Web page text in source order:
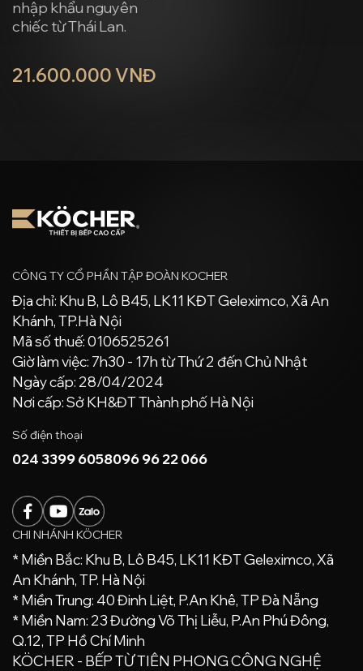
nhập khẩu nguyên
chiếc từ Thái Lan.
Công nghệ mặt kính
độc quyền từ Pháp
năm.
21.600.000 VNĐ
CÔNG TY CỔ PHẦN TẬP ĐOÀN KOCHER
Địa chỉ: Khu B, Lô B45, LK11 KĐT Geleximco, Xã An
Khánh, TP.Hà Nội
Mã số thuế: 0106525261
Giờ làm việc: 7h30 - 17h từ Thứ 2 đến Chủ Nhật
Ngày cấp: 28/04/2024
Nơi cấp: Sở KH&ĐT Thành phố Hà Nội
Số điện thoại
024 3399 6058096 96 22 066
CHI NHÁNH KÖCHER
* Miền Bắc: Khu B, Lô B45, LK11 KĐT Geleximco, Xã
An Khánh, TP. Hà Nội
* Miền Trung: 40 Đinh Liệt, P.An Khê, TP Đà Nẵng
* Miền Nam: 23 Đường Võ Thị Liễu, P.An Phú Đông,
Q.12, TP Hồ Chí Minh
KÖCHER - BẾP TỪ TIÊN PHONG CÔNG NGHỆ